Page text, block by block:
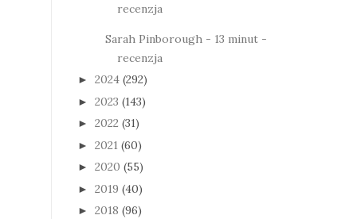
recenzja
Sarah Pinborough - 13 minut -
recenzja
► 2024 (292)
► 2023 (143)
► 2022 (31)
► 2021 (60)
► 2020 (55)
► 2019 (40)
► 2018 (96)